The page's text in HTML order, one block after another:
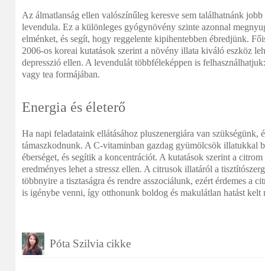
Az álmatlanság ellen valószínűleg keresve sem találhatnánk jobb
levendula. Ez a különleges gyógynövény szinte azonnal
elménket, és segít, hogy reggelente kipihentebben ébredjünk.
2006-os koreai kutatások szerint a növény illata kiváló eszköz
depresszió ellen. A levendulát többféleképpen is
vagy tea formájában.
Energia és életerő
Ha napi feladataink ellátásához pluszenergiára van szükségünk,
támaszkodnunk. A C-vitaminban gazdag gyümölcsök illatukkal
éberséget, és segítik a koncentrációt. A kutatások szerint a
eredményes lehet a stressz ellen. A citrusok illatáról a
többnyire a tisztaságra és rendre asszociálunk, ezért érdemes a
is igénybe venni, így otthonunk boldog és makulátlan hatást
Póta Szilvia cikke